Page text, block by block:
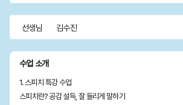
선생님 김수진
수업 소개
1. 스피치 특강 수업
스피치란? 공감 설득, 잘 들리게 말하기